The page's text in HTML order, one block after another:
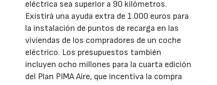
eléctrica sea superior a 90 kilómetros.
Existirá una ayuda extra de 1.000 euros para
la instalación de puntos de recarga en las
viviendas de los compradores de un coche
eléctrico. Los presupuestos también
incluyen ocho millones para la cuarta edición
del Plan PIMA Aire, que incentiva la compra